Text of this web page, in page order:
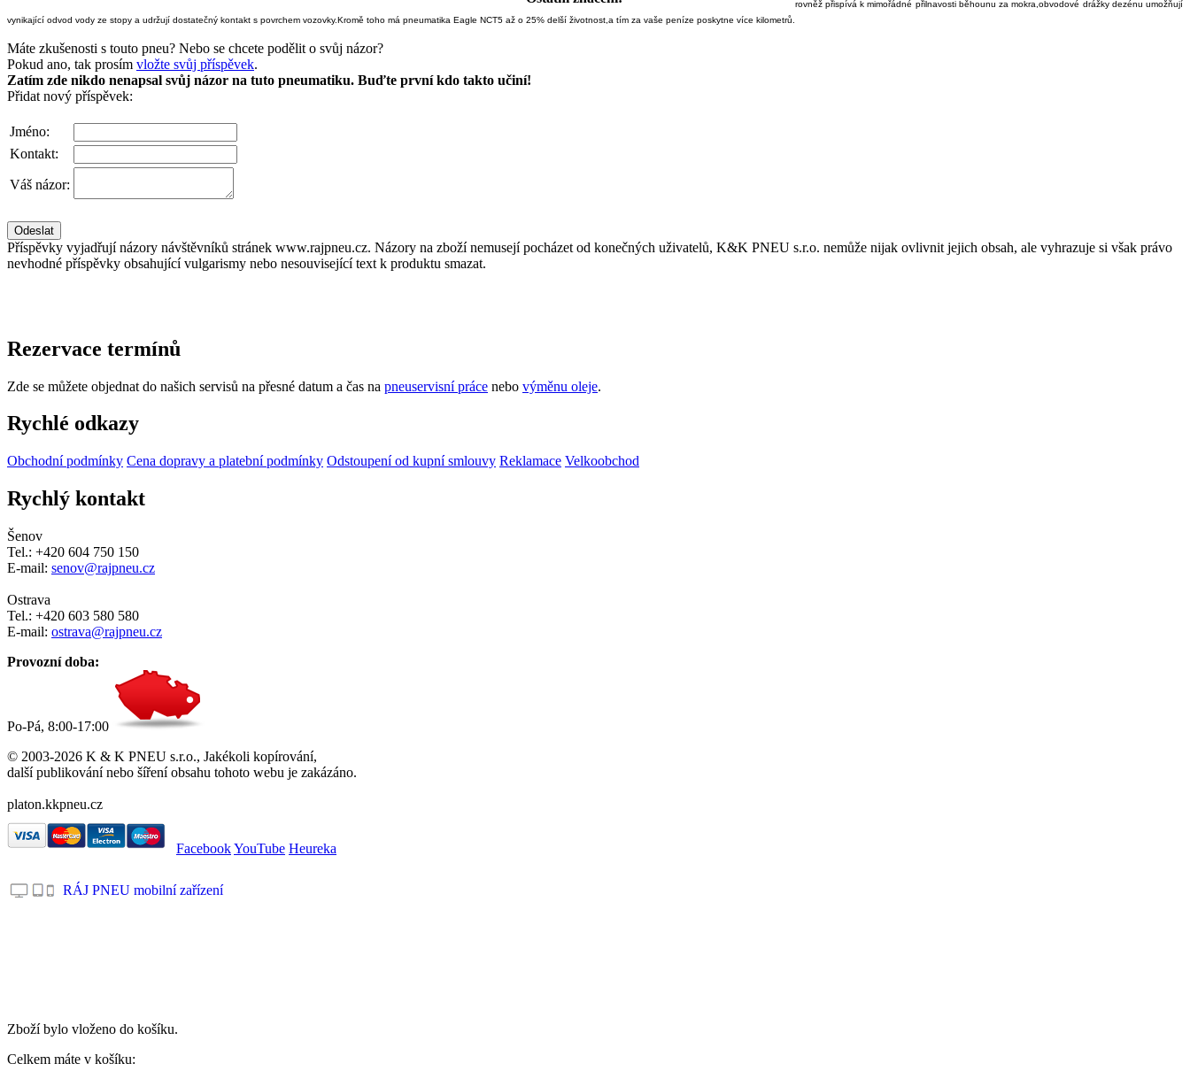
rovněž přispívá k mimořádné přilnavosti běhounu za mokra,obvodové drážky dezénu umožňují
vynikající odvod vody ze stopy a udržují dostatečný kontakt s povrchem vozovky.Kromě toho má pneumatika Eagle NCT5 až o 25% delší životnost,a tím za vaše peníze poskytne více kilometrů.
Máte zkušenosti s touto pneu? Nebo se chcete podělit o svůj názor?
Pokud ano, tak prosím vložte svůj příspěvek.
Zatím zde nikdo nenapsal svůj názor na tuto pneumatiku. Buďte první kdo takto učiní!
Přidat nový příspěvek:
Jméno:
Kontakt:
Váš názor:
Příspěvky vyjadřují názory návštěvníků stránek www.rajpneu.cz. Názory na zboží nemusejí pocházet od konečných uživatelů, K&K PNEU s.r.o. nemůže nijak ovlivnit jejich obsah, ale vyhrazuje si však právo
nevhodné příspěvky obsahující vulgarismy nebo nesouvisející text k produktu smazat.
Rezervace termínů
Zde se můžete objednat do našich servisů na přesné datum a čas na pneuservisní práce nebo výměnu oleje.
Rychlé odkazy
Obchodní podmínky Cena dopravy a platební podmínky Odstoupení od kupní smlouvy Reklamace Velkoobchod
Rychlý kontakt
Šenov
Tel.: +420 604 750 150
E-mail: senov@rajpneu.cz
Ostrava
Tel.: +420 603 580 580
E-mail: ostrava@rajpneu.cz
Provozní doba:
Po-Pá, 8:00-17:00
© 2003-2026 K & K PNEU s.r.o., Jakékoli kopírování,
další publikování nebo šíření obsahu tohoto webu je zakázáno.
platon.kkpneu.cz
FacebookYouTube Heureka
RÁJ PNEU mobilní zařízení
Zboží bylo vloženo do košíku.
Celkem máte v košíku: